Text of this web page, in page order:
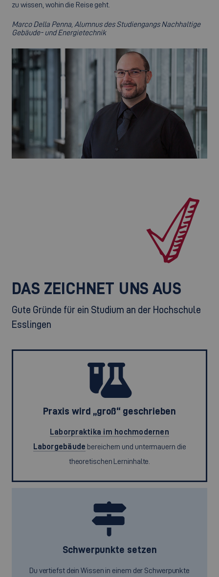
zu wissen, wohin die Reise geht.
Marco Della Penna, Alumnus des Studiengangs Nachhaltige
Gebäude- und Energietechnik
©
DAS ZEICHNET UNS AUS
Gute Gründe für ein Studium an der Hochschule
Esslingen
Praxis wird „groß“ geschrieben
Laborpraktika im hochmodernen
Laborgebäude bereichern und untermauern die
theoretischen Lerninhalte.
Schwerpunkte setzen
Du vertiefst dein Wissen in einem der Schwerpunkte